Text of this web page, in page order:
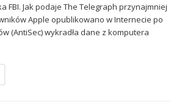
FBI. Jak podaje The Telegraph przynajmniej
Apple opublikowano w Internecie po
(AntiSec) wykradła dane z komputera